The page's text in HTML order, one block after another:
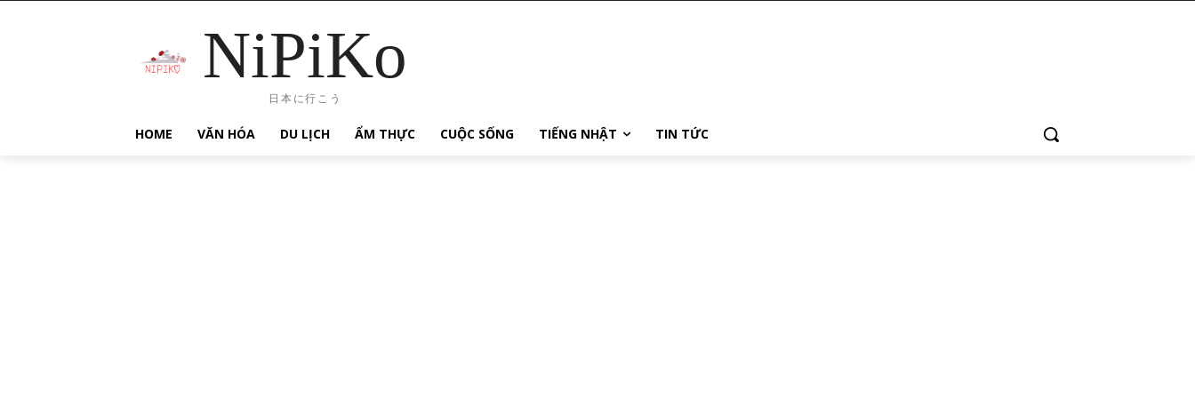
NiPiKo
日本に行こう
HOME VĂN HÓA DU LỊCH ẨM THỰC CUỘC SỐNG TIẾNG NHẬT TIN TỨC